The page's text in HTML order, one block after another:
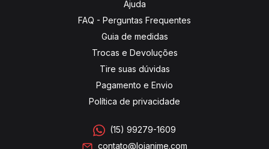
Ajuda
FAQ - Perguntas Frequentes
Guia de medidas
Trocas e Devoluções
Tire suas dúvidas
Pagamento e Envio
Política de privacidade
(15) 99279-1609
contato@lojanime.com